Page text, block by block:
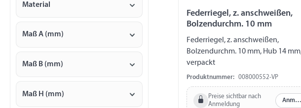
Material
Maß A (mm)
Maß B (mm)
Maß H (mm)
Federriegel, z. anschweißen,
Bolzendurchm. 10 mm
Federriegel, z. anschweißen,
Bolzendurchm. 10 mm, Hub 14
verpackt
Produktnummer: 008000552-VP
Preise sichtbar nach
Anmeldung
Anmelden